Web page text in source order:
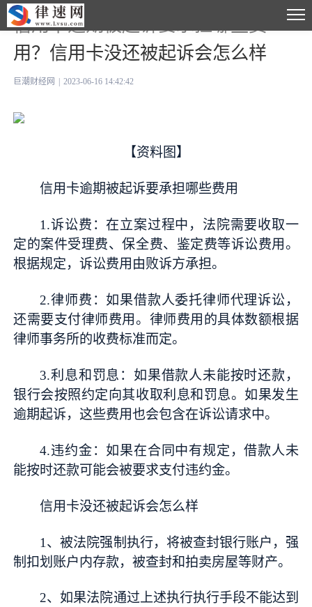
信用卡逾期被起诉要承担哪些费
用？信用卡没还被起诉会怎么样
巨潮财经网 2023-06-16 14:42:42
【资料图】
信用卡逾期被起诉要承担哪些费用
1.诉讼费：在立案过程中，法院需要收取一
定的案件受理费、保全费、鉴定费等诉讼费用。
根据规定，诉讼费用由败诉方承担。
2.律师费：如果借款人委托律师代理诉讼，
还需要支付律师费用。律师费用的具体数额根据
律师事务所的收费标准而定。
3.利息和罚息：如果借款人未能按时还款，
银行会按照约定向其收取利息和罚息。如果发生
逾期起诉，这些费用也会包含在诉讼请求中。
4.违约金：如果在合同中有规定，借款人未
能按时还款可能会被要求支付违约金。
信用卡没还被起诉会怎么样
1、被法院强制执行，将被查封银行账户，强
制扣划账户内存款，被查封和拍卖房屋等财产。
2、如果法院通过上述执行执行手段不能达到